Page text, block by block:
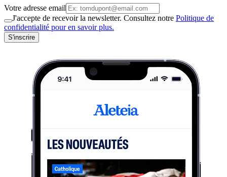
Votre adresse email
J'accepte de recevoir la newsletter. Consultez notre Politique de
confidentialité pour en savoir plus.
S'inscrire